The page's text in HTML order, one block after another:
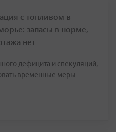
с топливом в
запасы в норме,
нет
дефицита и спекуляций,
временные меры